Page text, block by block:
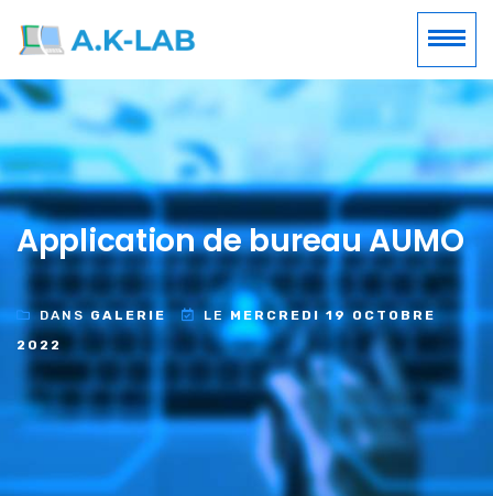
Application de bureau AUMO
DANSGALERIE LEMERCREDI 19 OCTOBRE
2022